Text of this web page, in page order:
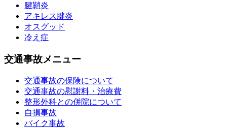
腱鞘炎
アキレス腱炎
オスグッド
冷え症
交通事故メニュー
交通事故の保険について
交通事故の慰謝料・治療費
整形外科との併院について
自損事故
バイク事故